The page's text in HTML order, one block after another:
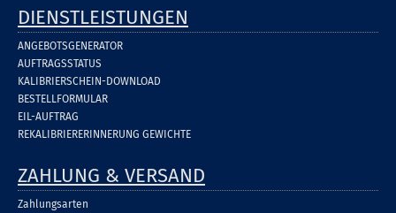
DIENSTLEISTUNGEN
ANGEBOTSGENERATOR
AUFTRAGSSTATUS
KALIBRIERSCHEIN-DOWNLOAD
BESTELLFORMULAR
EIL-AUFTRAG
REKALIBRIERERINNERUNG GEWICHTE
ZAHLUNG & VERSAND
Zahlungsarten